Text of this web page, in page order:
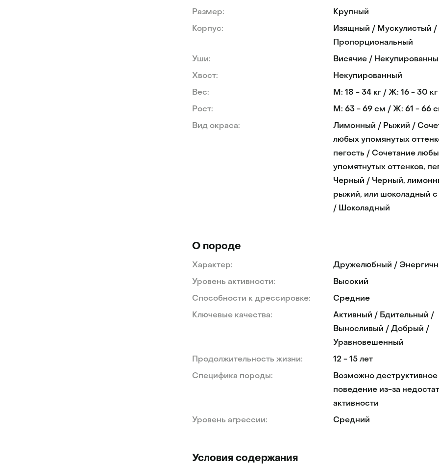
Размер: Крупный
Корпус:
Изящный / Мускулистый /
Пропорциональный
Уши: Висячие /
Хвост: Некупированный
Вес: М: 18 - 34 кг / Ж: 16 - 30 кг
Рост: М: 63 - 69 см / Ж: 61 - 66
Вид окраса:
Лимонный / Рыжий /
любых упомянутых
пегость / Сочетание
упомятнутых оттенков,
Черный / Черный,
рыжий, или шоколадный
/ Шоколадный
О породе
Характер: Дружелюбный /
Уровень активности: Высокий
Способности к дрессировке: Средние
Ключевые качества:
Активный / Бдительный /
Выносливый / Добрый /
Уравновешенный
Продолжительность жизни: 12 - 15 лет
Специфика породы:
Возможно деструктивное
поведение из-за
активности
Уровень агрессии: Средний
Условия содержания